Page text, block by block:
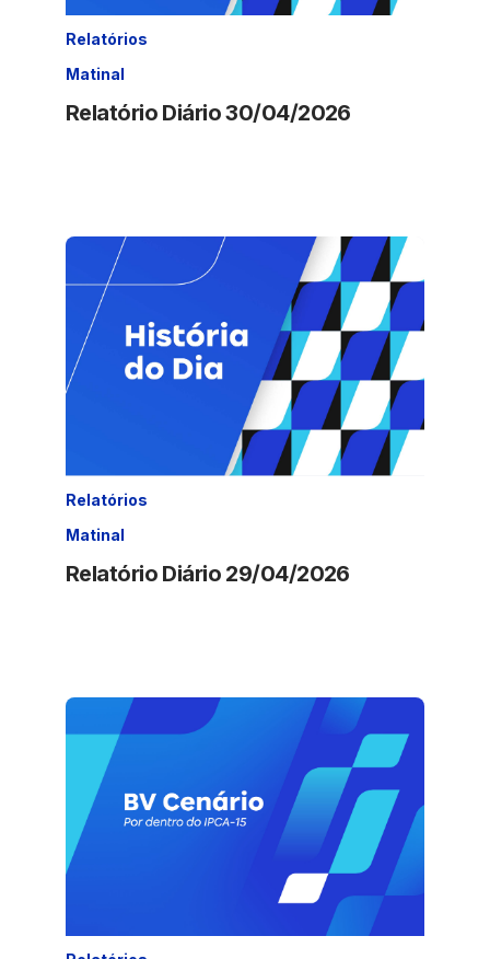
Relatórios
Matinal
Relatório Diário 30/04/2026
Relatórios
Matinal
Relatório Diário 29/04/2026